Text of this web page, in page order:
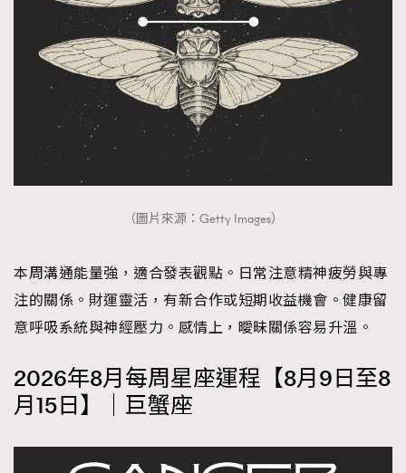
（圖片來源：Getty Images）
本周溝通能量強，適合發表觀點。日常注意精神疲勞與專
注的關係。財運靈活，有新合作或短期收益機會。健康留
意呼吸系統與神經壓力。感情上，曖昧關係容易升溫。
2026年8月每周星座運程【8月9日至8
月15日】｜巨蟹座